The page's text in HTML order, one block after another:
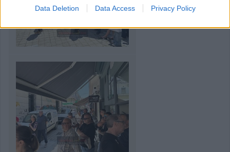
Data Deletion Data Access Privacy Policy